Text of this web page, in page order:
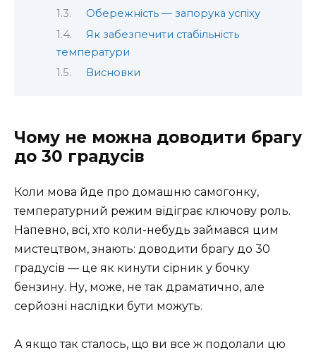
Обережність — запорука успіху
Як забезпечити стабільність
температури
Висновки
Чому не можна доводити брагу
до 30 градусів
Коли мова йде про домашню самогонку,
температурний режим відіграє ключову роль.
Напевно, всі, хто коли-небудь займався цим
мистецтвом, знають: доводити брагу до 30
градусів — це як кинути сірник у бочку
бензину. Ну, може, не так драматично, але
серйозні наслідки бути можуть.
А якщо так сталось, що ви все ж подолали цю